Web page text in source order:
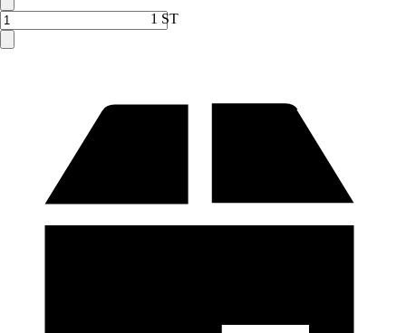
1 ST